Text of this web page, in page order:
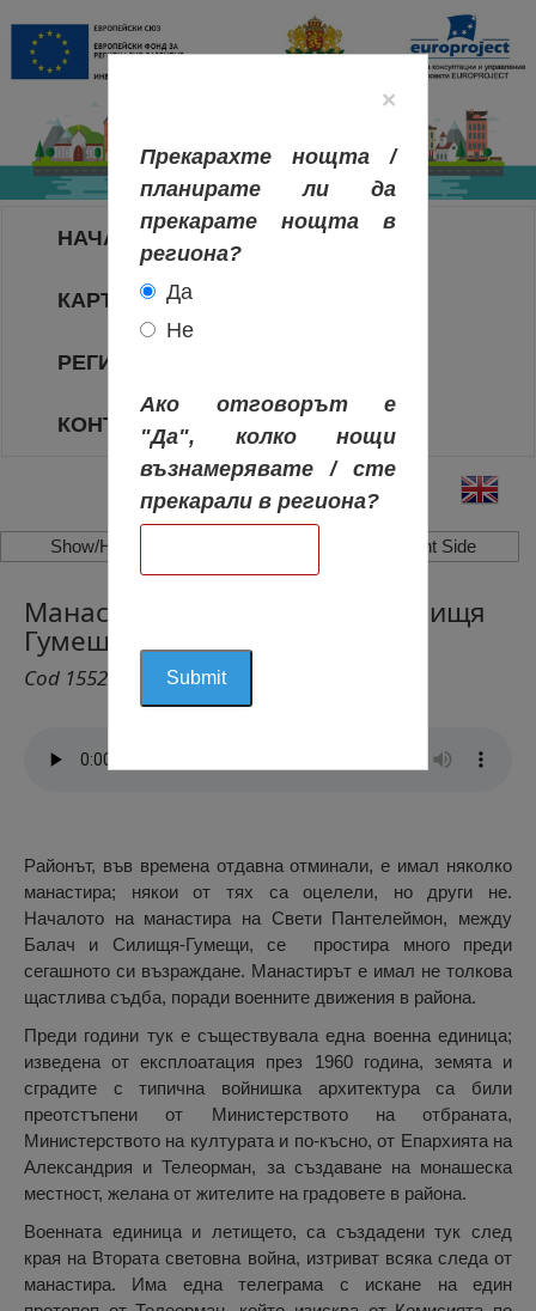
НАЧАЛО
КАРТА НА РЕГИОНИТЕ
РЕГИОНИ
КОНТАКТИ
Show/Hide Left Side Show/Hide Right Side
Манастир на Св. Фанурий, Силищя
Гумещи
Cod 1552
Районът, във времена отдавна отминали, е имал няколко
манастира; някои от тях са оцелели, но други не.
Началото на манастира на Свети Пантелеймон, между
Балач и Силищя-Гумещи, се простира много преди
сегашното си възраждане. Манастирът е имал не толкова
щастлива съдба, поради военните движения в района.
Преди години тук е съществувала една военна единица;
изведена от експлоатация през 1960 година, земята и
сградите с типична войнишка архитектура са били
преотстъпени от Министерството на отбраната,
Министерството на културата и по-късно, от Епархията на
Александрия и Телеорман, за създаване на монашеска
местност, желана от жителите на градовете в района.
Военната единица и летището, са създадени тук след
края на Втората световна война, изтриват всяка следа от
манастира. Има една телеграма с искане на един
×
Прекарахте нощта /
планирате ли да
прекарате нощта в
региона?
Да
Не
Ако отговорът е
"Да", колко нощи
възнамерявате / сте
прекарали в региона?